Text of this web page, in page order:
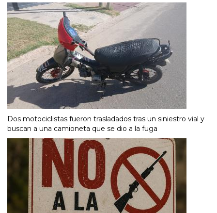
Dos motociclistas fueron trasladados tras un siniestro vial y
buscan a una camioneta que se dio a la fuga